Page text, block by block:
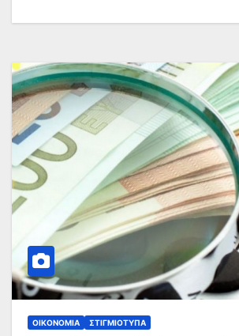
ΟΙΚΟΝΟΜΊΑ ΣΤΙΓΜΙΌΤΥΠΑ